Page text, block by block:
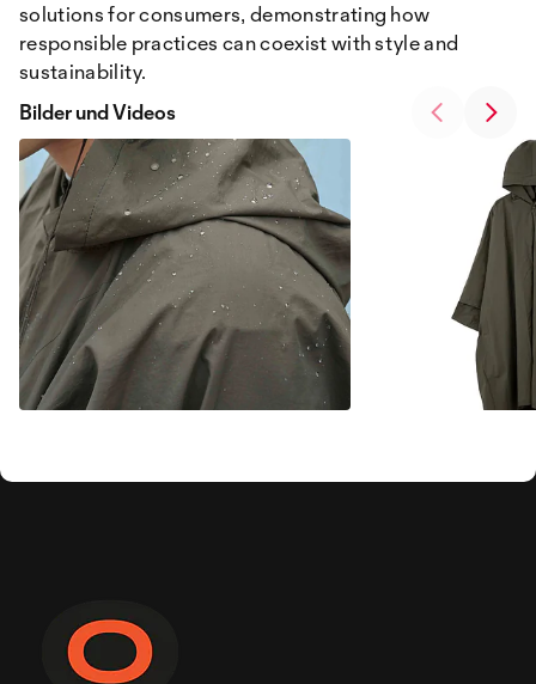
solutions for consumers, demonstrating how
responsible practices can coexist with style and
sustainability.
Bilder und Videos